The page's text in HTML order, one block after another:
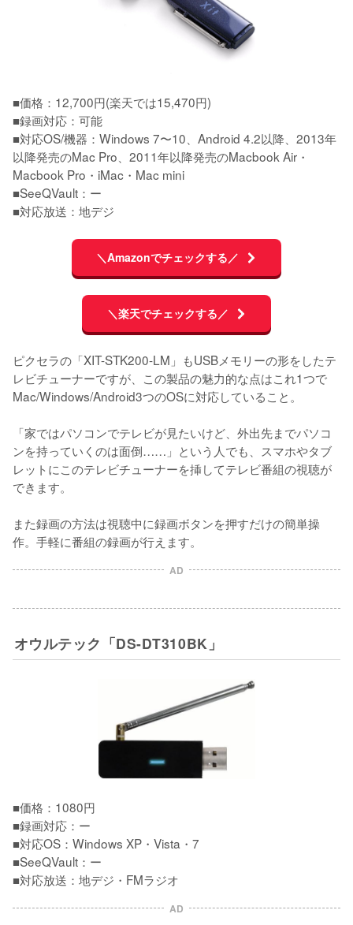
■価格：12,700円(楽天では15,470円)
■録画対応：可能
■対応OS/機器：Windows 7〜10、Android 4.2以降、2013年
以降発売のMac Pro、2011年以降発売のMacbook Air・
Macbook Pro・iMac・Mac mini
■SeeQVault：ー
■対応放送：地デジ
＼Amazonでチェックする／
＼楽天でチェックする／
ピクセラの「XIT-STK200-LM」もUSBメモリーの形をしたテ
レビチューナーですが、この製品の魅力的な点はこれ1つで
Mac/Windows/Android3つのOSに対応していること。
「家ではパソコンでテレビが見たいけど、外出先までパソコ
ンを持っていくのは面倒……」という人でも、スマホやタブ
レットにこのテレビチューナーを挿してテレビ番組の視聴が
できます。
また録画の方法は視聴中に録画ボタンを押すだけの簡単操
作。手軽に番組の録画が行えます。
AD
オウルテック「DS-DT310BK」
■価格：1080円
■録画対応：ー
■対応OS：Windows XP・Vista・7
■SeeQVault：ー
■対応放送：地デジ・FMラジオ
AD